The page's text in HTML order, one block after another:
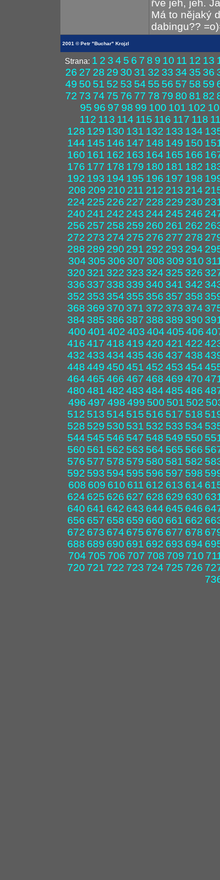
řve jeh, jeh.
Má to nějaký
dabingu??
2001 © Petr "Buchar" Krojzl
Strana: 1 2 3 4 5 6 7 8 9 10 11 12 13
26 27 28 29 30 31 32 33 34 35 36
49 50 51 52 53 54 55 56 57 58 59
72 73 74 75 76 77 78 79 80 81 82
95 96 97 98 99 100 101 102
112 113 114 115 116 117 118
128 129 130 131 132 133 134
144 145 146 147 148 149 150
160 161 162 163 164 165 166
176 177 178 179 180 181 182
192 193 194 195 196 197 198
208 209 210 211 212 213 214
224 225 226 227 228 229 230
240 241 242 243 244 245 246
256 257 258 259 260 261 262
272 273 274 275 276 277 278
288 289 290 291 292 293 294
304 305 306 307 308 309 310
320 321 322 323 324 325 326
336 337 338 339 340 341 342
352 353 354 355 356 357 358
368 369 370 371 372 373 374
384 385 386 387 388 389 390
400 401 402 403 404 405 406
416 417 418 419 420 421 422
432 433 434 435 436 437 438
448 449 450 451 452 453 454
464 465 466 467 468 469 470
480 481 482 483 484 485 486
496 497 498 499 500 501 502
512 513 514 515 516 517 518
528 529 530 531 532 533 534
544 545 546 547 548 549 550
560 561 562 563 564 565 566
576 577 578 579 580 581 582
592 593 594 595 596 597 598
608 609 610 611 612 613 614
624 625 626 627 628 629 630
640 641 642 643 644 645 646
656 657 658 659 660 661 662
672 673 674 675 676 677 678
688 689 690 691 692 693 694
704 705 706 707 708 709 710
720 721 722 723 724 725 726